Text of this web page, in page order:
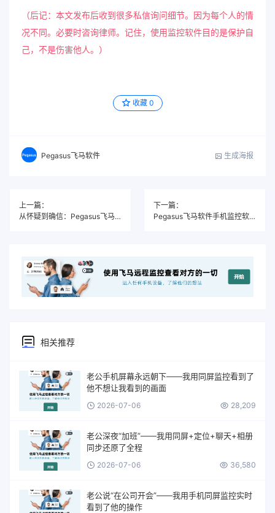
（后记：本文发布后收到很多私信询问细节。因为每个人的情
况不同。必要时咨询律师。记住，使用监控软件目的是保护自
己，不是伤害他人。）
收藏 0
Pegasus飞马软件 生成海报
上一篇：
从怀疑到确信：Pegasus飞马软件监控软件使用体验
下一篇：
Pegasus飞马软件手机监控软件真实测评：婚姻伴侣出轨的证据收集
相关推荐
老公手机屏幕永远朝下——我用同屏监控看到了
他不想让我看到的画面
2026-07-06 28,209
老公深夜“加班”——我用同屏+定位+聊天+相册
同步还原了全程
2026-07-06 36,580
老公说“在公司开会”——我用手机同屏监控实时
看到了他的操作